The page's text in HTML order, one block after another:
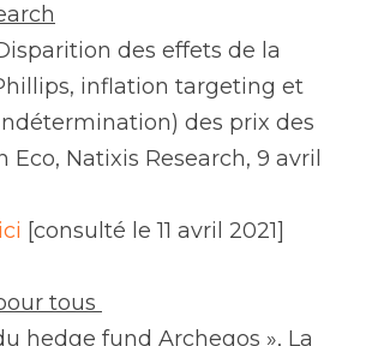
des effets de la
inflation targeting et
des prix des
Eco, Natixis Research, 9 avril
[consulté le 11 avril 2021]
tous
hedge fund Archegos », La